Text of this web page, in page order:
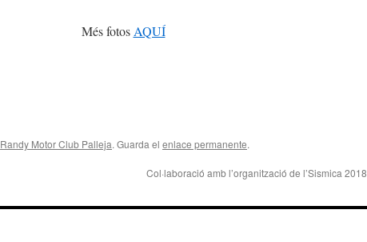
Més fotos AQUÍ
Randy Motor Club Palleja. Guarda el enlace permanente.
Col·laboració amb l’organització de l’Sismica 2018